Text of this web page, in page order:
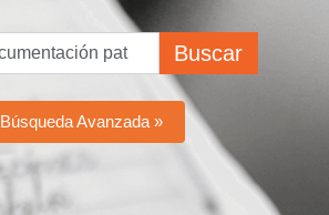
Buscar
Búsqueda Avanzada »